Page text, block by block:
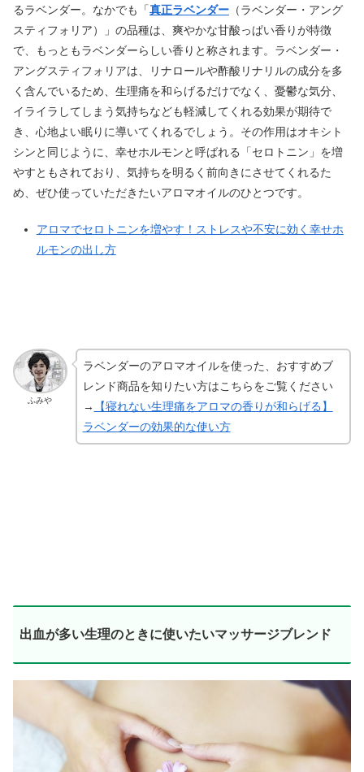
るラベンダー。なかでも「真正ラベンダー （ラベンダー・アング
スティフォリア）」の品種は、爽やかな甘酸っぱい香りが特徴
で、もっともラベンダーらしい香りと称されます。ラベンダー・
アングスティフォリアは、リナロールや酢酸リナリルの成分を多
く含んでいるため、生理痛を和らげるだけでなく、憂鬱な気分、
イライラしてしまう気持ちなども軽減してくれる効果が期待で
き、心地よい眠りに導いてくれるでしょう。その作用はオキシト
シンと同じように、幸せホルモンと呼ばれる「セロトニン」を増
やすともされており、気持ちを明るく前向きにさせてくれるた
め、ぜひ使っていただきたいアロマオイルのひとつです。
アロマでセロトニンを増やす！ストレスや不安に効く幸せホ
ルモンの出し方
ふみや
ラベンダーのアロマオイルを使った、おすすめブ
レンド商品を知りたい方はこちらをご覧ください
→
【寝れない生理痛をアロマの香りが和らげる】
ラベンダーの効果的な使い方
出血が多い生理のときに使いたいマッサージブレンド